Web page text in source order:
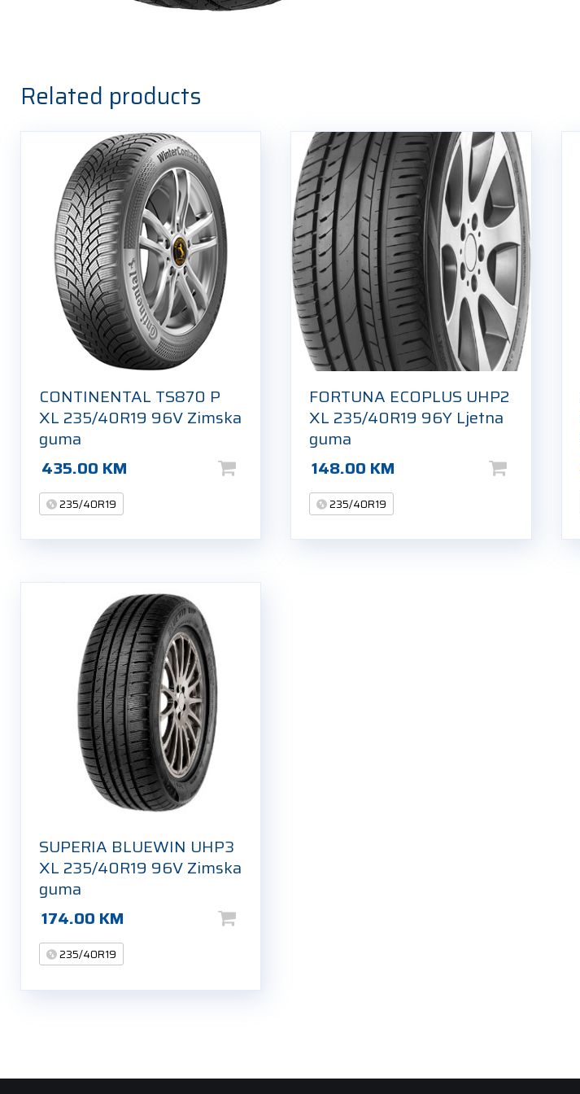
Related products
CONTINENTAL TS870 P
XL 235/40R19 96V Zimska
guma
435.00 KM
235/40R19
FORTUNA ECOPLUS UHP2
XL 235/40R19 96Y Ljetna
guma
148.00 KM
235/40R19
SUPERIA BLUEWIN UHP3
XL 235/40R19 96V Zimska
guma
174.00 KM
235/40R19